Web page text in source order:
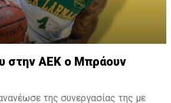
στην ΑΕΚ ο Μπράουν
της συνεργασίας της με